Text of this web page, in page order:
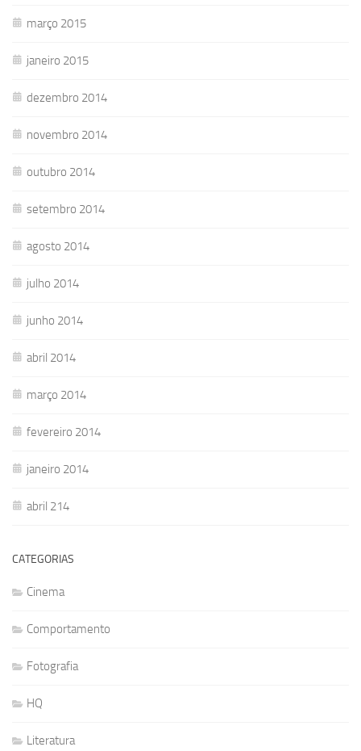
março 2015
janeiro 2015
dezembro 2014
novembro 2014
outubro 2014
setembro 2014
agosto 2014
julho 2014
junho 2014
abril 2014
março 2014
fevereiro 2014
janeiro 2014
abril 214
CATEGORIAS
Cinema
Comportamento
Fotografia
HQ
Literatura